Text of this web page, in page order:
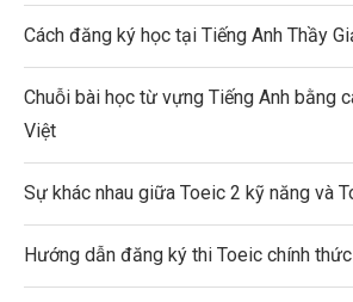
Cách đăng ký học tại Tiếng Anh Thầy
Chuỗi bài học từ vựng Tiếng Anh bằng
Việt
Sự khác nhau giữa Toeic 2 kỹ năng và
Hướng dẫn đăng ký thi Toeic chính thức